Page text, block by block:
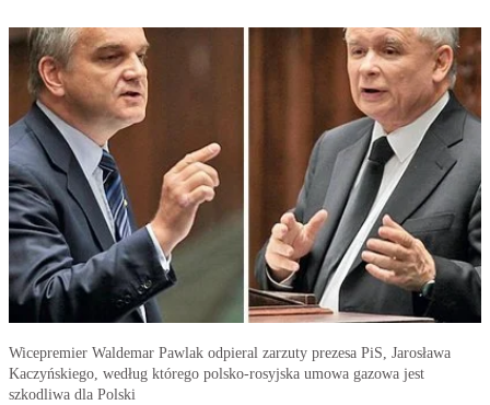
Wicepremier Waldemar Pawlak odpieral zarzuty prezesa PiS, Jarosława
Kaczyńskiego, według którego polsko-rosyjska umowa gazowa jest
szkodliwa dla Polski